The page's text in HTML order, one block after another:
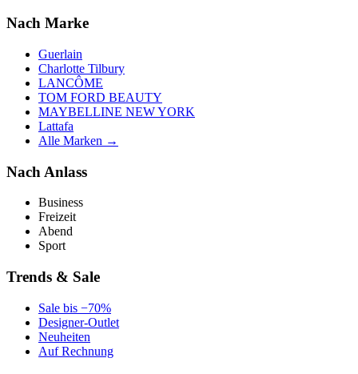
Nach Marke
Guerlain
Charlotte Tilbury
LANCÔME
TOM FORD BEAUTY
MAYBELLINE NEW YORK
Lattafa
Alle Marken →
Nach Anlass
Business
Freizeit
Abend
Sport
Trends & Sale
Sale bis −70%
Designer-Outlet
Neuheiten
Auf Rechnung